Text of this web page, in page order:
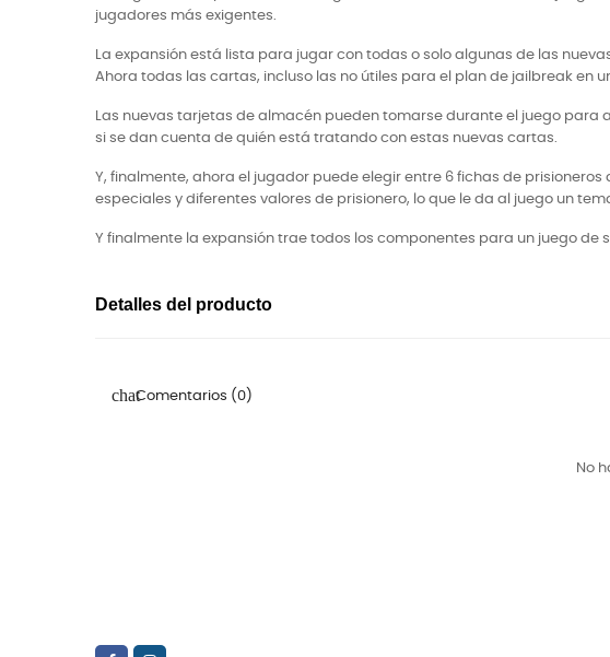
jugadores más exigentes.
La expansión está lista para jugar con todas o solo algunas de las
Ahora todas las cartas, incluso las no útiles para el plan de jailbreak en
Las nuevas tarjetas de almacén pueden tomarse durante el juego para
si se dan cuenta de quién está tratando con estas nuevas cartas.
Y, finalmente, ahora el jugador puede elegir entre 6 fichas de
especiales y diferentes valores de prisionero, lo que le da al juego un
Y finalmente la expansión trae todos los componentes para un juego de
Detalles del producto
Comentarios (0)
No